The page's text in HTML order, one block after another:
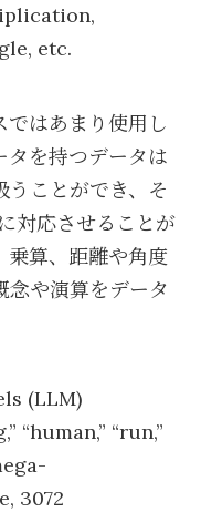
etc.
ではあまり使用し
タを持つデータは
うことができ、そ
対応させることが
乗算、距離や角度
念や演算をデータ
(LLM)
“human,” “run,”
3072